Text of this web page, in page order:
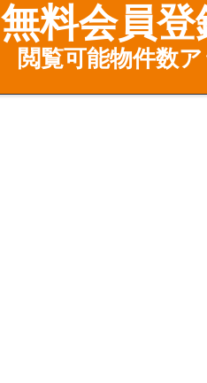
無料会員登
閲覧可能物件数